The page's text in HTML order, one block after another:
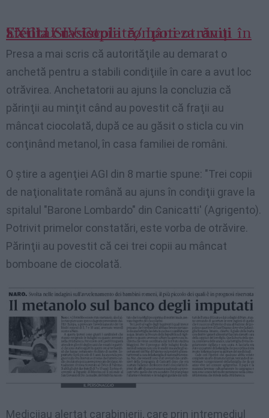
EXCLUSIV Copiii români otrăviţi în Sicilia cu ciocolată/ Ipoteza unui atentat rasist
Presa a mai scris că autorităţile au demarat o
anchetă pentru a stabili condiţiile în care a avut loc
otrăvirea. Anchetatorii au ajuns la concluzia că
părinţii au minţit când au povestit că fraţii au
mâncat ciocolată, după ce au găsit o sticla cu vin
conţinând metanol, în casa familiei de români.
O ştire a agenţiei AGI din 8 martie spune: "Trei copii
de naţionalitate română au ajuns în condiţii grave la
spitalul "Barone Lombardo" din Canicatti' (Agrigento).
Potrivit primelor constatări, este vorba de otrăvire.
Părinţii au povestit că cei trei copii au mâncat
bomboane de ciocolată.
Mediciiau alertat carabinierii, care prin intremediul